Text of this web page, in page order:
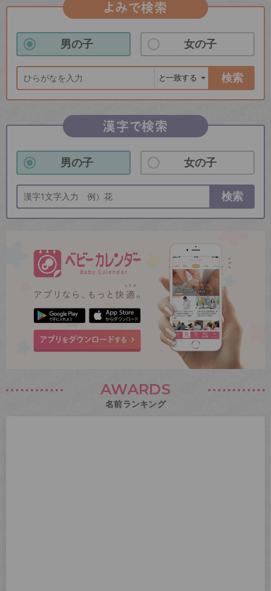
よみで検索
男の子 女の子
検索
漢字で検索
男の子 女の子
検索
AWARDS
名前ランキング